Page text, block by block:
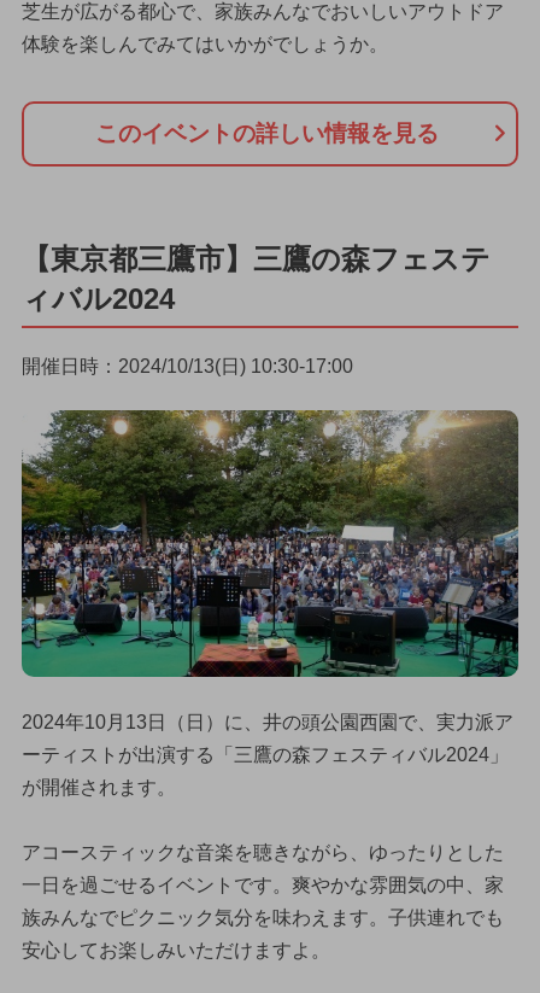
芝生が広がる都心で、家族みんなでおいしいアウトドア
体験を楽しんでみてはいかがでしょうか。
このイベントの詳しい情報を見る
【東京都三鷹市】三鷹の森フェステ
ィバル2024
開催日時：2024/10/13(日) 10:30-17:00
2024年10月13日（日）に、井の頭公園西園で、実力派ア
ーティストが出演する「三鷹の森フェスティバル2024」
が開催されます。
アコースティックな音楽を聴きながら、ゆったりとした
一日を過ごせるイベントです。爽やかな雰囲気の中、家
族みんなでピクニック気分を味わえます。子供連れでも
安心してお楽しみいただけますよ。